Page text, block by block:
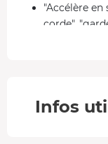
"Accélère
corde",
Infos